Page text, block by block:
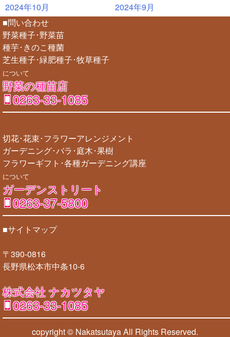
2024年10月
2024年9月
■問い合わせ
野菜種子･野菜苗
種芋･きのこ種菌
芝生種子･緑肥種子･牧草種子
について
野菜の種苗店
0263-33-1085
切花･花束･フラワーアレンジメント
ガーデニング･バラ･庭木･果樹
フラワーギフト･各種ガーデニング講座
について
ガーデンストリート
0263-37-5800
■サイトマップ
〒390-0816
長野県松本市中条10-6
株式会社 ナカツタヤ
0263-33-1085
copyright © NakatsutayaAll Rights Reserved.